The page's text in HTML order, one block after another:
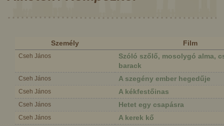
Személy Film
Cseh János
Szóló szőlő, mosolygó alma,
barack
Cseh János A szegény ember hegedűje
Cseh János A kékfestőinas
Cseh János Hetet egy csapásra
Cseh János A kerek kő